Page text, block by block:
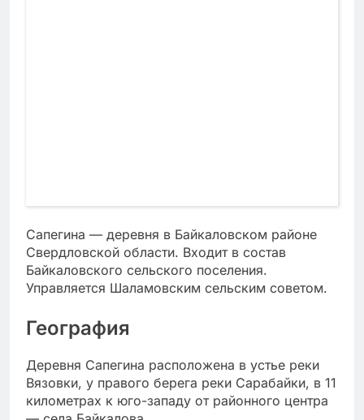
Сапегина — деревня в Байкаловском районе
Свердловской области. Входит в состав
Байкаловского сельского поселения.
Управляется Шаламовским сельским советом.
География
Деревня Сапегина расположена в устье реки
Вязовки, у правого берега реки Сарабайки, в 11
километрах к юго-западу от районного центра